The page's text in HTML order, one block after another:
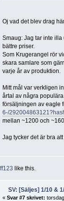
Oj vad det blev drag
Smaug: Jag tar inte
bättre priser.
Som Krugerangel rör
skara samlare som
varje år av produktion.
Mitt mål var verkligen
årtal av några
försäljningen av eagle
6-/
mellan ~1200 och
Jag tycker det är bra
like this.
SV: [Säljes] 1/10 &
« Svar #7 skrivet: